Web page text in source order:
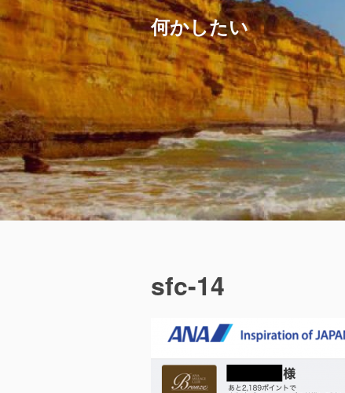
ン
ン
ツ
へ
ス
キ
ッ
プ
何かしたい
sfc-14